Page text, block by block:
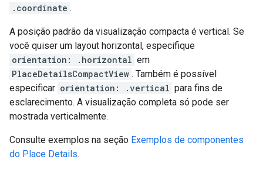
.coordinate .
A posição padrão da visualização compacta é vertical. Se
você quiser um layout horizontal, especifique
orientation: .horizontal em
PlaceDetailsCompactView . Também é possível
especificar orientation: .vertical para fins de
esclarecimento. A visualização completa só pode ser
mostrada verticalmente.
Consulte exemplos na seção Exemplos de componentes
do Place Details.